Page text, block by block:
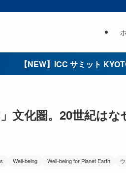
【NEW】ICC サミット
文化圏。20世紀は
Well-being Well-being for Planet Earth